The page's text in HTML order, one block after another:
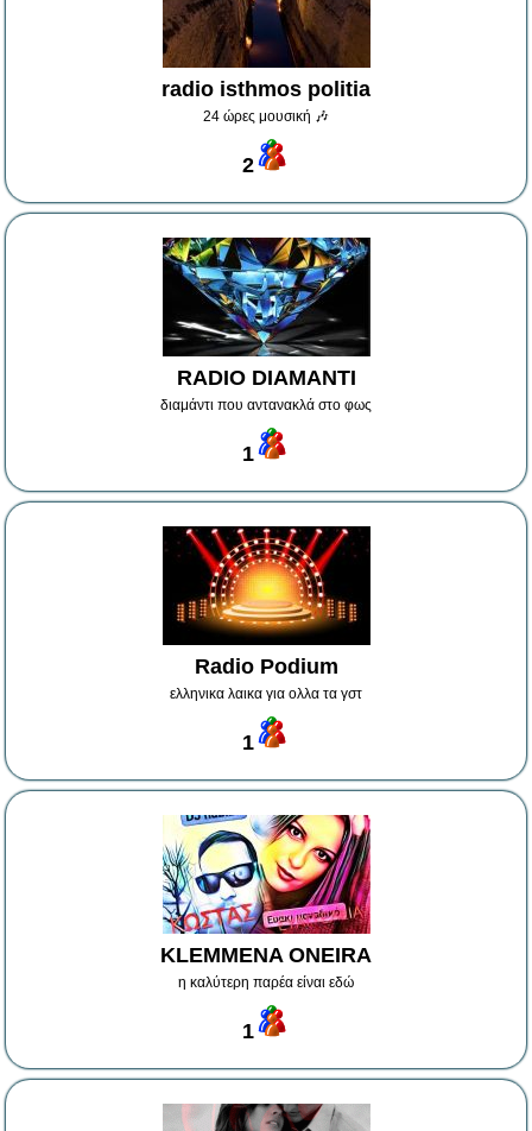
radio isthmos politia
24 ώρες μουσική 🎶
2
RADIO DIAMANTI
διαμάντι που αντανακλά στο φως
1
Radio Podium
ελληνικα λαικα για ολλα τα γστ
1
KLEMΜENA ONEIRA
η καλύτερη παρέα είναι εδώ
1